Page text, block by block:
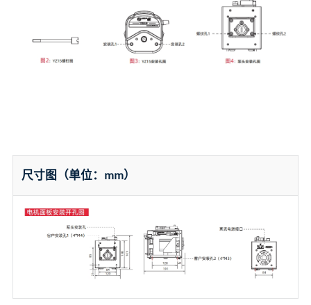
尺寸图（单位：mm）